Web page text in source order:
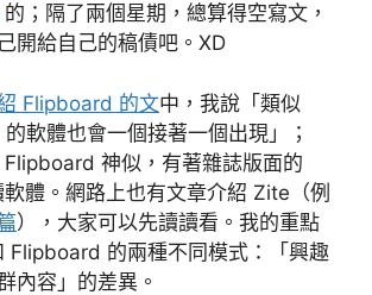
的；隔了兩個星期，總算得空寫文，
開給自己的稿債吧。XD
Flipboard 的文中，我說「類似
的軟體也會一個接著一個出現」；
神似，有著雜誌版面的
體。網路上也有文章介紹 Zite（例
），大家可以先讀讀看。我的重點
Flipboard 的兩種不同模式：「興趣
內容」的差異。